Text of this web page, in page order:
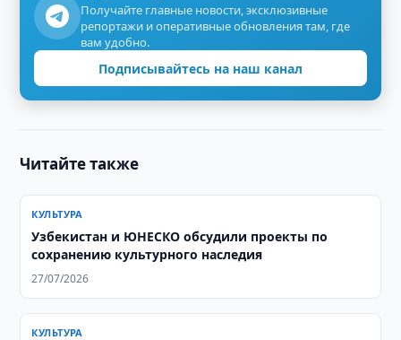
Получайте главные новости, эксклюзивные
репортажи и оперативные обновления там, где
вам удобно.
Подписывайтесь на наш канал
Читайте также
КУЛЬТУРА
Узбекистан и ЮНЕСКО обсудили проекты по
сохранению культурного наследия
27/07/2026
КУЛЬТУРА